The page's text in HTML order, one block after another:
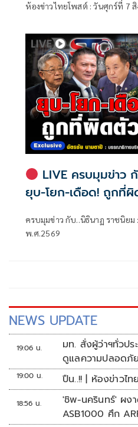
ห้องข่าวไทยโพสต์ : วันศุกร์ที่ 7
LIVE ครบมุมข่าว
ยุบ-โยก-เดือด! ถูกที่ผิ
ครบมุมข่าว กับ..นิธินาฏ ราชนิยม
พ.ศ.2569
NEWS UPDATE
19:06 น.
มท. สั่งผู้ว่าฯทั่วปร
ดูแลความปลอดภั
19:00 น. ปืน..!! | ห้องข่าวไ
18:56 น.
'ชิพ-นครินทร์' ผงา
ASB1000 ศึก